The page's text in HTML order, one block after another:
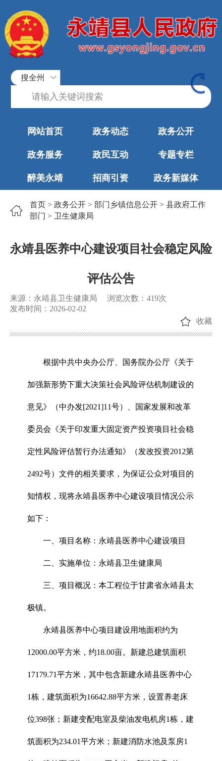
搜全州
网站首页 政务动态 政务公开
政务服务 政民互动 专题专栏
醉美永靖 招商引资 政务新媒体
首页 > 政务公开 > 部门乡镇信息公开 > 县政府工作
部门 > 卫生健康局
永靖县医养中心建设项目社会稳定风险
评估公告
来源：永靖县卫生健康局 浏览次数： 419次
发布时间：2026-02-02
收藏
根据中共中央办公厅、国务院办公厅《关于
加强新形势下重大决策社会风险评估机制建设的
意见》（中办发[2021]11号）、国家发展和改革
委员会《关于印发重大固定资产投资项目社会稳
定性风险评估暂行办法通知》（发改投资2012第
2492号）文件的相关要求，为保证公众对项目的
知情权，现将永靖县医养中心建设项目情况公示
如下：
一、项目名称：永靖县医养中心建设项目
二、实施单位：永靖县卫生健康局
三、项目概况：本工程位于甘肃省永靖县太
极镇。
永靖县医养中心项目建设用地面积约为
12000.00平方米，约18.00亩。新建总建筑面积
17179.71平方米，其中包含新建永靖县医养中心
1栋，建筑面积为16642.88平方米，设置养老床
位398张；新建变配电室及柴油发电机房1栋，建
筑面积为234.01平方米；新建消防水池及泵房1